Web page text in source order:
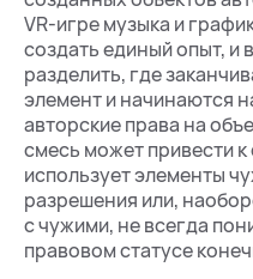
VR-игре музыка и
создать единый опыт, и
разделить, где
элемент и начинаются
авторские права на
смесь может привести
использует элементы
разрешения или,
с чужими, не всегда
правовом статусе